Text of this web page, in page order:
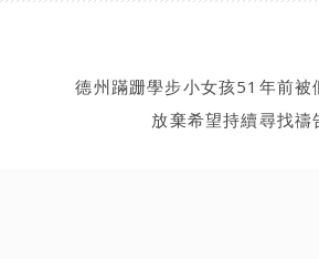
德州蹣跚學步小女孩51年前被
放棄希望持續尋找